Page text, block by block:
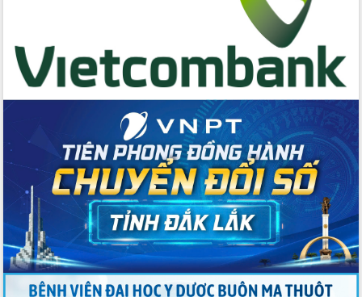
hai con số trong năm 2026
Tổ chức trang trọng Lễ hội Đền thờ
Lương Văn Chánh năm 2026
Huy giữ chức Bí thư Đảng ủy Ủy Ban
Nhân dân tỉnh
Bệnh án điện tử thúc đẩy chuyển đổi
số y tế tại Đắk Lắk
Chuyển đổi số thư viện: Mở rộng
không gian tri thức trong thời đại số
Đánh giá, rút kinh nghiệm công tác tổ
chức diễn tập trước ngày bầu cử
Chương trình “Gặp gỡ hữu nghị –
Friendship Meeting New Year 2026”